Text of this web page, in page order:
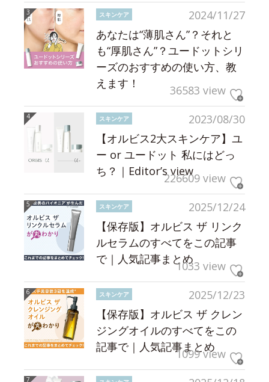
2024/11/27
スキンケア
あなたは“薄肌さん”？それと
も“厚肌さん”？ユードットシリ
ーズのおすすめの使い方、教
えます！
36583 view
2023/08/30
スキンケア
【オルビス2大スキンケア】ユ
ー or ユードット 私にはどっ
ち？｜Editor’s view226609 view
2025/12/24
スキンケア
【保存版】オルビス ザ リンク
ルセラムのすべてをこの記事
で｜人気記事まとめ1033 view
2025/12/23
スキンケア
【保存版】オルビス ザ クレン
ジングオイルのすべてをこの
記事で｜人気記事まとめ
1099 view